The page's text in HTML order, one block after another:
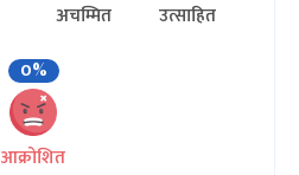
अचम्मित
उत्साहित
0%
आक्रोशित